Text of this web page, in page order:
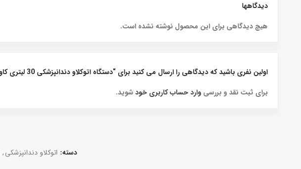
دیدگاهها
هیچ دیدگاهی برای این محصول نوشته نشده است.
اولین نفری باشید که دیدگاهی را ارسال می کنید برای “دستگاه اتوکلاو دندانپزشکی 30 لیتری کاوش دیان آزما”
برای ثبت نقد و بررسی وارد حساب کاربری خودشوید.
دسته: اتوکلاو دندانپزشکی,